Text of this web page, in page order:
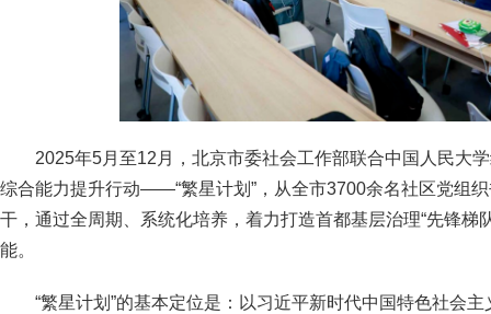
2025年5月至12月，北京市委社会工作部联合中国人民大
综合能力提升行动——“繁星计划”，从全市3700余名社区党组
干，通过全周期、系统化培养，着力打造首都基层治理“先锋梯
能。
“繁星计划”的基本定位是：以习近平新时代中国特色社会